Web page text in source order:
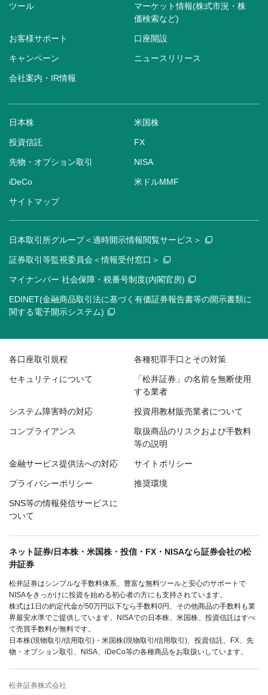
ツール
マーケット情報(株式市況・株
価検索など)
お客様サポート 口座開設
キャンペーン ニュースリリース
会社案内・IR情報
日本株 米国株
投資信託 FX
先物・オプション取引 NISA
iDeCo 米ドルMMF
サイトマップ
日本取引所グループ＜適時開示情報閲覧サービス＞
証券取引等監視委員会＜情報受付窓口＞
マイナンバー 社会保障・税番号制度(内閣官房)
EDINET(金融商品取引法に基づく有価証券報告書等の開示書類に
関する電子開示システム)
各口座取引規程 各種犯罪手口とその対策
セキュリティについて
「松井証券」の名前を無断使用
する業者
システム障害時の対応 投資用教材販売業者について
コンプライアンス
取扱商品のリスクおよび手数料
等の説明
金融サービス提供法への対応 サイトポリシー
プライバシーポリシー 推奨環境
SNS等の情報発信サービスに
ついて
ネット証券/日本株・米国株・投信・FX・NISAなら証券会社の松
井証券
松井証券はシンプルな手数料体系、豊富な無料ツールと安心のサポートで
NISAをきっかけに投資を始める初心者の方にも支持されています。
株式は1日の約定代金が50万円以下なら手数料0円、その他商品の手数料も業
界最安水準でご提供しています。NISAでの日本株、米国株、投資信託はすべ
て売買手数料が無料です。
日本株(現物取引/信用取引)・米国株(現物取引/信用取引)、投資信託、FX、先
物・オプション取引、NISA、iDeCo等の各種商品をお取扱いしています。
松井証券株式会社